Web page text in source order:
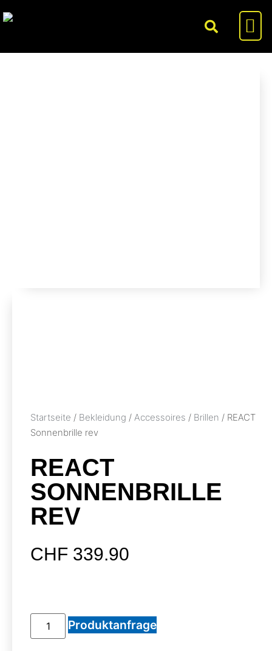
Startseite / Bekleidung / Accessoires / Brillen / REACT
Sonnenbrille rev
REACT
SONNENBRILLE
REV
CHF 339.90
Produktanfrage